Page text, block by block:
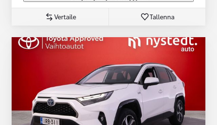
Vertaile Tallenna